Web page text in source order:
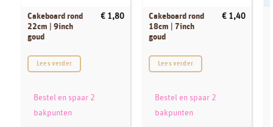
Cakeboard rond
22cm | 9inch
goud
€ 1,80
Lees verder
Bestel en spaar 2
bakpunten
Cakeboard rond
18cm | 7inch
goud
€ 1,40
Lees verder
Bestel en spaar 2
bakpunten